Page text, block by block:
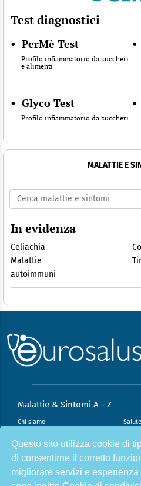
Questo sito utilizza cookie di
di consentirne il corretto
migliorare servizi e
Test diagnostici
• PerMè Test
Profilo infiammatorio da zuccheri
e alimenti
•
• Glyco Test
Profilo infiammatorio da zuccheri
•
MALATTIE E
In evidenza
Celiachia
Malattie
autoimmuni
Malattie & Sintomi A - Z
Chi siamo
Infiammazione e Allergia
Nutrizione e Stili di vita Sport
Cookie Policy